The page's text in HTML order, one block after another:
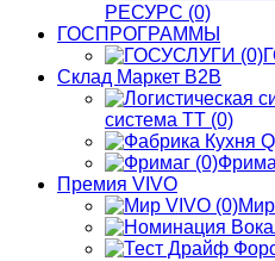
РЕСУРС (0)
ГОСПРОГРАММЫ
Склад Маркет В2В
система ТТ (0)
Премия VIVO